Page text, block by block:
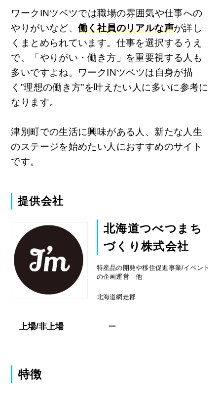
ワークINツベツでは職場の雰囲気や仕事への
やりがいなど、働く社員のリアルな声が詳し
くまとめられています。仕事を選択するうえ
で、「やりがい・働き方」を重要視する人も
多いですよね。ワークINツベツは自身が描
く”理想の働き方”を叶えたい人に多いに参考に
なります。
津別町での生活に興味がある人、新たな人生
のステージを始めたい人におすすめのサイト
です。
提供会社
北海道つべつまち
づくり株式会社
特産品の開発や移住促進事業/イベント
の企画運営 他
北海道網走郡
上場/非上場 ー
特徴